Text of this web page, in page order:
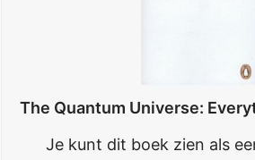
The Quantum Universe:
Je kunt dit boek zien als